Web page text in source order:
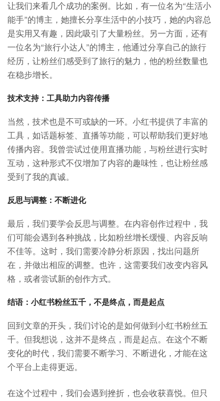
让我们来看几个成功的案例。比如，有一位名为“生活小
能手”的博主，她擅长分享生活中的小技巧，她的内容总
是实用又有趣，因此吸引了大量粉丝。另一方面，还有
一位名为“旅行小达人”的博主，他通过分享自己的旅行
经历，让粉丝们感受到了旅行的魅力，他的粉丝数量也
在稳步增长。
技术支持：工具助力内容传播
当然，技术也是不可或缺的一环。小红书提供了丰富的
工具，如话题标签、直播等功能，可以帮助我们更好地
传播内容。我曾尝试过使用直播功能，与粉丝进行实时
互动，这种形式不仅增加了内容的趣味性，也让粉丝感
受到了我的真诚。
反思与调整：不断进化
最后，我们要学会反思与调整。在内容创作过程中，我
们可能会遇到各种挑战，比如粉丝增长缓慢、内容反响
不佳等。这时，我们需要冷静分析原因，找出问题所
在，并做出相应的调整。也许，这需要我们改变内容风
格，或者尝试新的创作方式。
结语：小红书粉丝五千，不是终点，而是起点
回到文章的开头，我们讨论的是如何做到小红书粉丝五
千。但我想说，这并不是终点，而是起点。在这个不断
变化的时代，我们需要不断学习、不断进化，才能在这
个平台上走得更远。
在这个过程中，我们会遇到挫折，也会收获喜悦。但只